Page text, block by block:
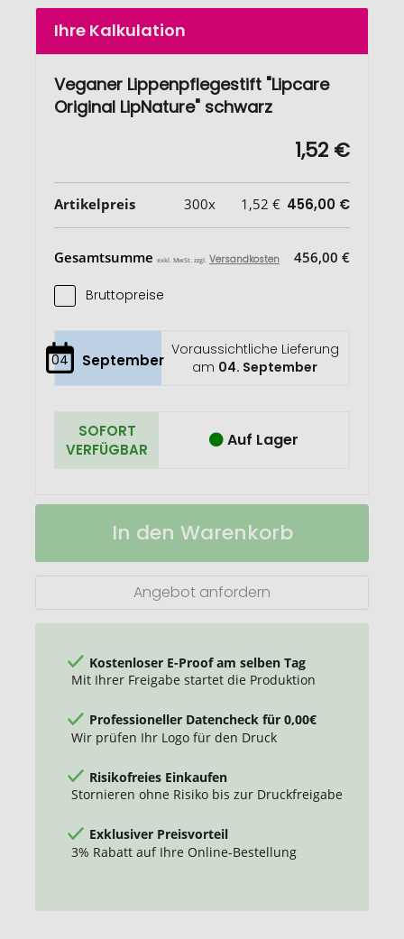
Ihre Kalkulation
Veganer Lippenpflegestift "Lipcare
Original LipNature" schwarz
1,52 €
Artikelpreis 300x 1,52 € 456,00 €
Gesamtsumme exkl. MwSt. zzgl. Versandkosten 456,00 €
Bruttopreise
04 September
Voraussichtliche Lieferung
am 04. September
SOFORT
VERFÜGBAR
Auf Lager
Veganer
Lippenpflegestift
Original
Auf
In den Warenkorb
Angebot anfordern
Kostenloser E-Proof am selben Tag
Mit Ihrer Freigabe startet die Produktion
Professioneller Datencheck für 0,00€
Wir prüfen Ihr Logo für den Druck
Risikofreies Einkaufen
Stornieren ohne Risiko bis zur Druckfreigabe
Exklusiver Preisvorteil
3% Rabatt auf Ihre Online-Bestellung